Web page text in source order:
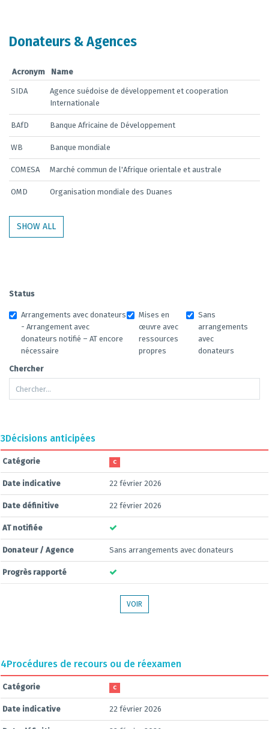
Donateurs & Agences
Acronym Name
SIDA
Agence suédoise de développement et cooperation
Internationale
BAfD Banque Africaine de Développement
WB Banque mondiale
COMESA Marché commun de l'Afrique orientale et australe
OMD Organisation mondiale des Duanes
SHOW ALL
Status
Arrangements avec donateurs
- Arrangement avec
donateurs notifié – AT encore
nécessaire
Mises en
œuvre avec
ressources
propres
Sans
arrangements
avec
donateurs
Chercher
3Décisions anticipées
Catégorie C
Date indicative 22 février 2026
Date définitive 22 février 2026
AT notifiée
Donateur / Agence Sans arrangements avec donateurs
Progrès rapporté
VOIR
4Procédures de recours ou de réexamen
Catégorie C
Date indicative 22 février 2026